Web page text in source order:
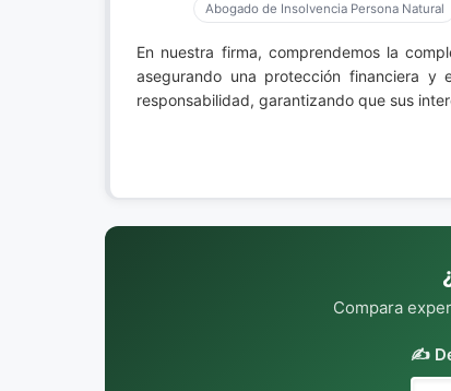
Abogado de Insolvencia Persona Natural
En nuestra firma, comprendemos la
asegurando una protección financiera y
responsabilidad, garantizando que sus
Compara
✍️